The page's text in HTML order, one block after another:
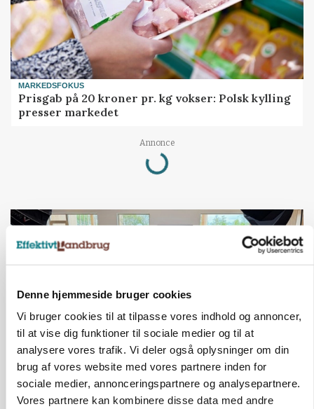
Denne hjemmeside bruger cookies
Vi bruger cookies til at tilpasse vores indhold og annoncer,
til at vise dig funktioner til sociale medier og til at
analysere vores trafik. Vi deler også oplysninger om din
brug af vores website med vores partnere inden for
sociale medier, annonceringspartnere og analysepartnere.
Vores partnere kan kombinere disse data med andre
MARKEDSFOKUS
Prisgab på 20 kroner pr. kg vokser: Polsk kylling
presser markedet
Annonce
Loading...
BUSINESS
Ejer eller medejer? Nyt tv-format udfordrer